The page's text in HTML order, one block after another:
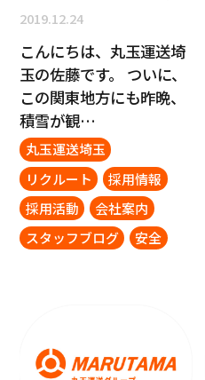
2019.12.24
こんにちは、丸玉運送埼
玉の佐藤です。 ついに、
この関東地方にも昨晩、
積雪が観…
丸玉運送埼玉
リクルート
採用情報
採用活動
会社案内
スタッフブログ
安全